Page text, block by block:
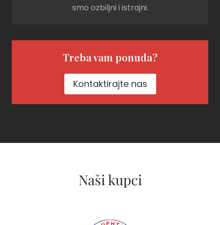
smo ozbiljni i istrajni.
Treba vam ponuda?
Kontaktirajte nas
Naši kupci